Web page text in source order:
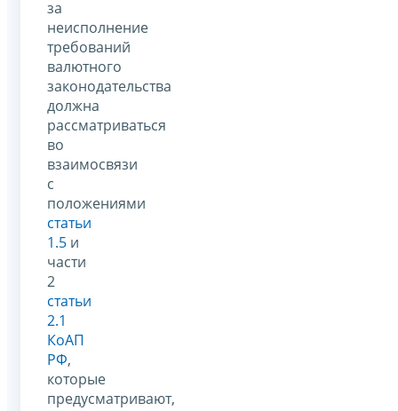
за
неисполнение
требований
валютного
законодательства
должна
рассматриваться
во
взаимосвязи
с
положениями
статьи
1.5 и
части
2
статьи
2.1
КоАП
РФ,
которые
предусматривают,